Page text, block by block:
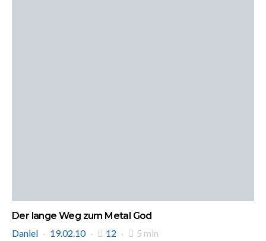
Der lange Weg zum Metal God
Daniel
19.02.10 12 5 min